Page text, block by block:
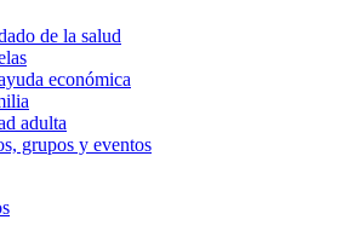
de la salud
económica
adulta
grupos y eventos